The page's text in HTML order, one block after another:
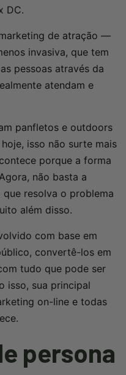
DC.
de atração —
invasiva, que tem
pessoas através da
atendam e
panfletos e outdoors
isso não surte mais
porque a forma
não basta a
resolva o problema
além disso.
com base em
convertê-los em
tudo que pode ser
isso, sua principal
on-line e todas
persona